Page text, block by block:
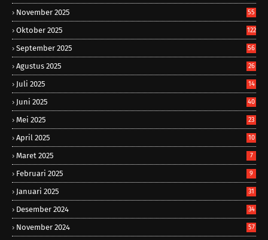
November 2025 55
Oktober 2025 122
September 2025 56
Agustus 2025 26
Juli 2025 14
Juni 2025 40
Mei 2025 23
April 2025 10
Maret 2025 7
Februari 2025 9
Januari 2025 31
Desember 2024 34
November 2024 57